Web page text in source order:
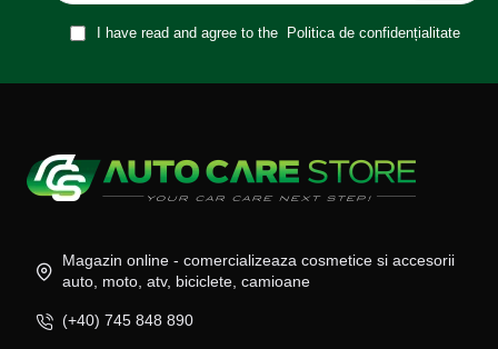
I have read and agree to the Politica de confidențialitate
Magazin online - comercializeaza cosmetice si accesorii
auto, moto, atv, biciclete, camioane
(+40) 745 848 890